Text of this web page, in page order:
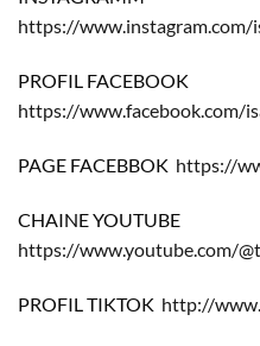
https://www.instagram.com/
PROFIL FACEBOOK
https://www.facebook.com/
PAGE FACEBBOK https://
CHAINE YOUTUBE
https://www.youtube.com/
PROFIL TIKTOK http://